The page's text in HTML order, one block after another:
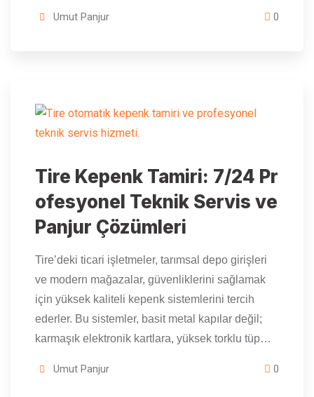
Umut Panjur 0
Tire Kepenk Tamiri: 7/24 Pr
ofesyonel Teknik Servis ve
Panjur Çözümleri
Tire’deki ticari işletmeler, tarımsal depo girişleri
ve modern mağazalar, güvenliklerini sağlamak
için yüksek kaliteli kepenk sistemlerini tercih
ederler. Bu sistemler, basit metal kapılar değil;
karmaşık elektronik kartlara, yüksek torklu tüp…
Umut Panjur 0